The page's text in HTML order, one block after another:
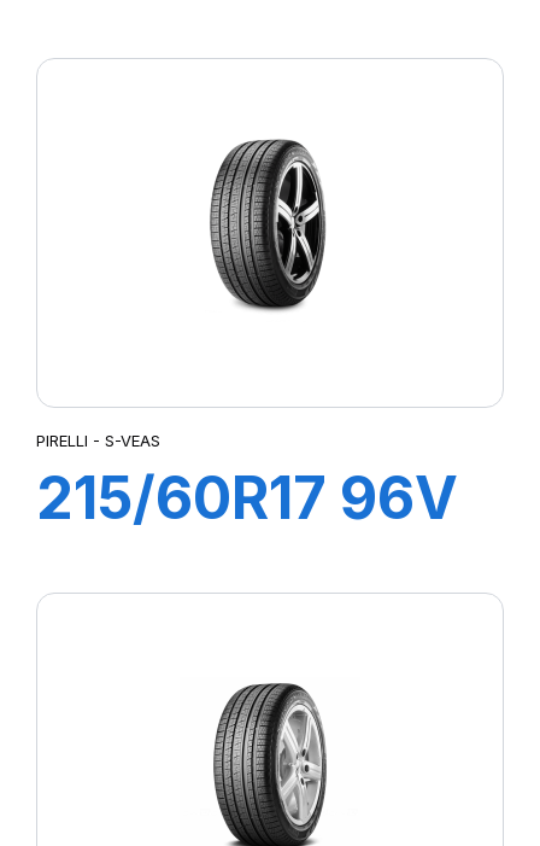
PIRELLI - S-VEAS
215/60R17 96V